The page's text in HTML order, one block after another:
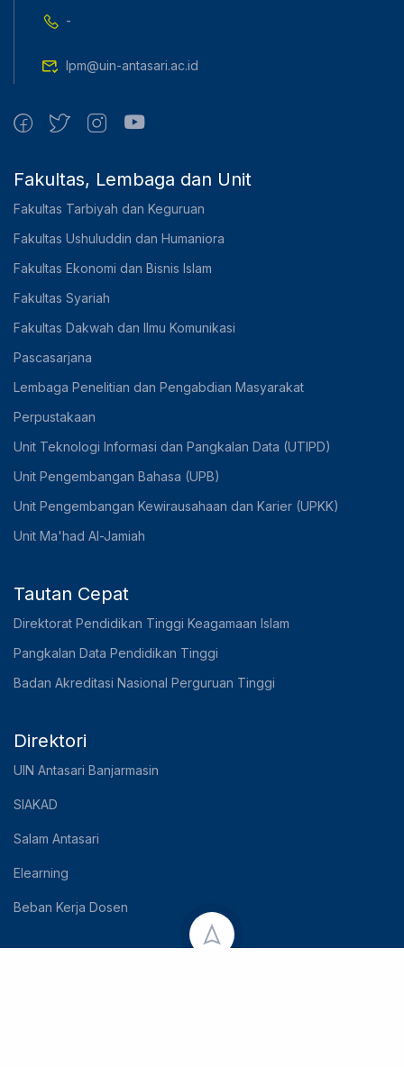
-
lpm@uin-antasari.ac.id
Fakultas, Lembaga dan Unit
Fakultas Tarbiyah dan Keguruan
Fakultas Ushuluddin dan Humaniora
Fakultas Ekonomi dan Bisnis Islam
Fakultas Syariah
Fakultas Dakwah dan Ilmu Komunikasi
Pascasarjana
Lembaga Penelitian dan Pengabdian Masyarakat
Perpustakaan
Unit Teknologi Informasi dan Pangkalan Data (UTIPD)
Unit Pengembangan Bahasa (UPB)
Unit Pengembangan Kewirausahaan dan Karier (UPKK)
Unit Ma'had Al-Jamiah
Tautan Cepat
Direktorat Pendidikan Tinggi Keagamaan Islam
Pangkalan Data Pendidikan Tinggi
Badan Akreditasi Nasional Perguruan Tinggi
Direktori
UIN Antasari Banjarmasin
SIAKAD
Salam Antasari
Elearning
Beban Kerja Dosen